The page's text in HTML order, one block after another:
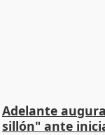
Adelante
sillón" ante